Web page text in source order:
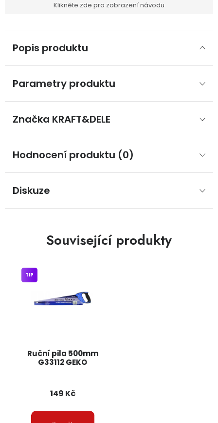
Klikněte zde pro zobrazení návodu
Popis produktu
Parametry produktu
Značka KRAFT&DELE
Hodnocení produktu (0)
Diskuze
Související produkty
Ruční pila 500mm
G33112 GEKO
TIP
149 Kč